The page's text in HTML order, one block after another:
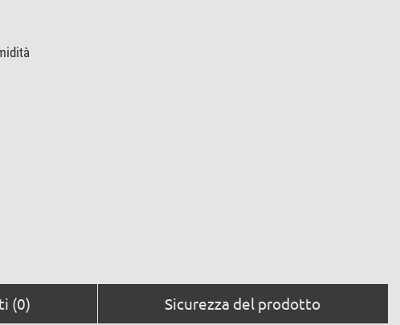
(0) Sicurezza del prodotto